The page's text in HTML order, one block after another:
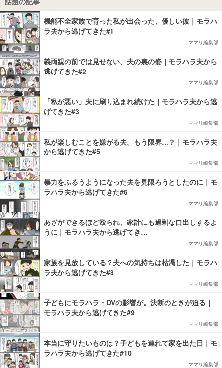
機能不全家族で育った私が出会った、優しい彼｜モラハ
ラ夫から逃げてきた#1
ママリ編集部
義両親の前では見せない、夫の裏の姿｜モラハラ夫から
逃げてきた#2
ママリ編集部
「私が悪い」夫に刷り込まれ続けた｜モラハラ夫から逃
げてきた#3
ママリ編集部
私が楽しむことを嫌がる夫。もう限界…？｜モラハラ夫
から逃げてきた#5
ママリ編集部
暴力をふるうようになった夫を見限ろうとしたのに｜モ
ラハラ夫から逃げてきた#6
ママリ編集部
あざができるほど殴られ、家計にも過剰な口出しするよ
うに｜モラハラ夫から逃げてき…
ママリ編集部
家族を見放している？夫への気持ちは枯渇した｜モラハ
ラ夫から逃げてきた#8
ママリ編集部
子どもにモラハラ・DVの影響が。決断のときが迫る｜
モラハラ夫から逃げてきた#9
ママリ編集部
本当に守りたいものは？子どもを連れて家を出た日｜モ
ラハラ夫から逃げてきた#10
ママリ編集部